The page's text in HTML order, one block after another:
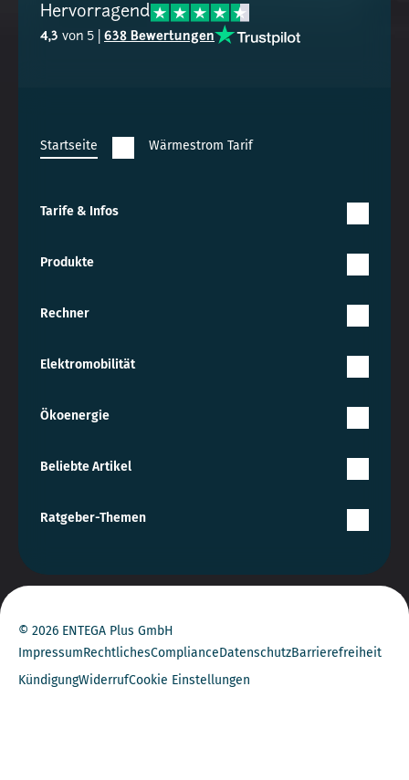
Hervorragend
4,3 von 5 | 638 Bewertungen
Startseite Wärmestrom Tarif
Tarife & Infos
Produkte
Rechner
Elektromobilität
Ökoenergie
Beliebte Artikel
Ratgeber-Themen
© 2026 ENTEGA Plus GmbH
ImpressumRechtlichesComplianceDatenschutzBarrierefreiheit
KündigungWiderrufCookie Einstellungen